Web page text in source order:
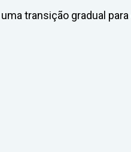
transição gradual